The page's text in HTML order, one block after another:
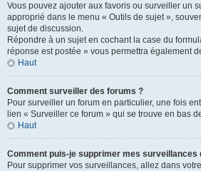
Vous pouvez ajouter aux favoris ou surveiller un
approprié dans le menu « Outils de sujet »,
sujet de discussion.
Répondre à un sujet en cochant la case du
réponse est postée » vous permettra également
Haut
Comment surveiller des forums ?
Pour surveiller un forum en particulier, une fois
lien « Surveiller ce forum » qui se trouve en bas
Haut
Comment puis-je supprimer mes surveillances
Pour supprimer vos surveillances, allez dans